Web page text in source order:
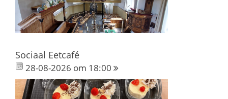
Sociaal Eetcafé
28-08-2026 om 18:00